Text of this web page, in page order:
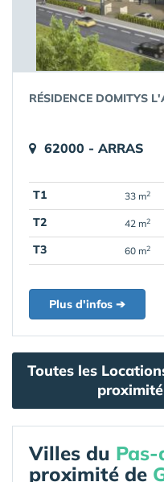
RÉSIDENCE DOMITYS
62000 - ARRAS
T1 33 m2
T2
42 m2
T3
60 m2
Plus d'infos ➔
Toutes les
Villes du
proximité de